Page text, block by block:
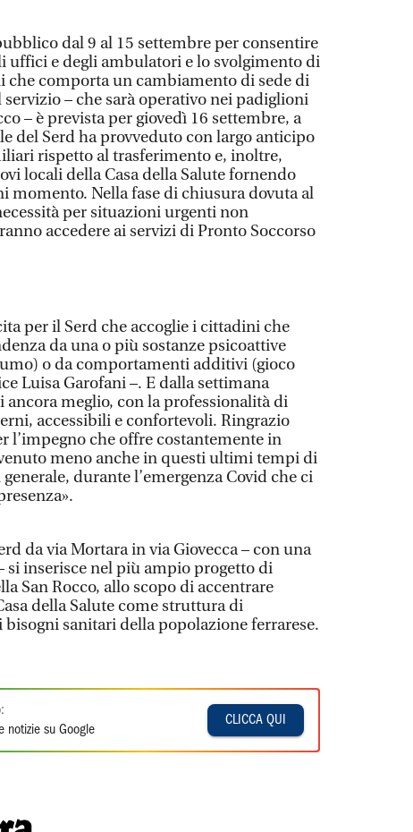
dal 9 al 15 settembre per consentire
uffici e degli ambulatori e lo svolgimento di
che comporta un cambiamento di sede di
– che sarà operativo nei padiglioni
– è prevista per giovedì 16 settembre, a
del Serd ha provveduto con largo anticipo
rispetto al trasferimento e, inoltre,
locali della Casa della Salute fornendo
momento. Nella fase di chiusura dovuta al
per situazioni urgenti non
accedere ai servizi di Pronto Soccorso
per il Serd che accoglie i cittadini che
da una o più sostanze psicoattive
o da comportamenti additivi (gioco
Luisa Garofani –. E dalla settimana
meglio, con la professionalità di
accessibili e confortevoli. Ringrazio
l’impegno che offre costantemente in
meno anche in questi ultimi tempi di
durante l’emergenza Covid che ci
da via Mortara in via Giovecca – con una
si inserisce nel più ampio progetto di
San Rocco, allo scopo di accentrare
della Salute come struttura di
sanitari della popolazione ferrarese.
notizie su Google
CLICCA QUI